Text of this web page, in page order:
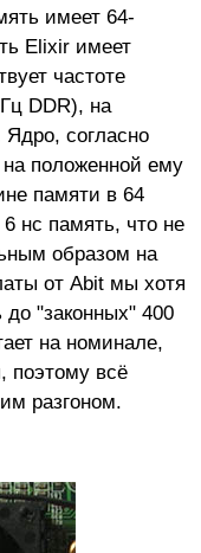
имеет 64-
Elixir имеет
частоте
DDR), на
Ядро, согласно
положенной ему
памяти в 64
нс память, что не
образом на
от Abit мы хотя
"законных" 400
на номинале,
поэтому всё
разгоном.